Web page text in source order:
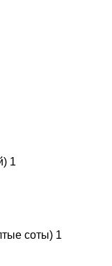
1
соты) 1